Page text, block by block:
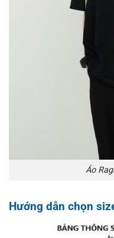
Áo
Hướng dẫn chọn